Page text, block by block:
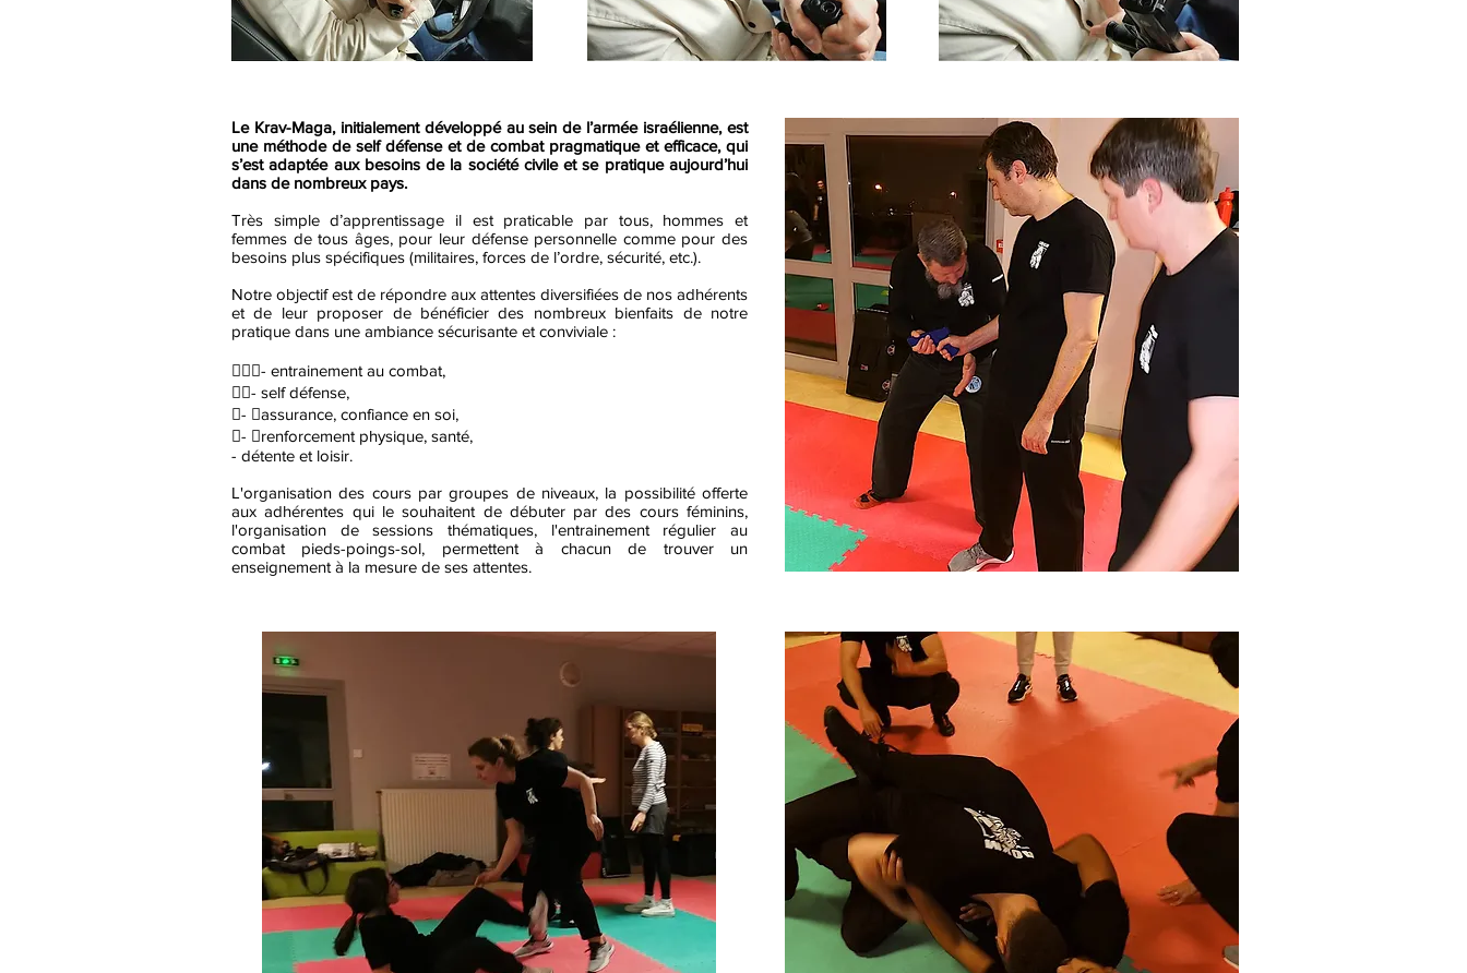
Le Krav-Maga, initialement développé au sein de l’armée israélienne, est
une méthode de self défense et de combat pragmatique et efficace, qui
s’est adaptée aux besoins de la société civile et se pratique aujourd’hui
dans de nombreux pays.
Très simple d’apprentissage il est praticable par tous, hommes et
femmes de tous âges, pour leur défense personnelle comme pour des
besoins plus spécifiques (militaires, forces de l’ordre, sécurité, etc.).
Notre objectif est de répondre aux attentes diversifiées de nos adhérents
et de leur proposer de bénéficier des nombreux bienfaits de notre
pratique dans une ambiance sécurisante et conviviale :
- entrainement au combat,
- self défense,
- assurance, confiance en soi,
- renforcement physique, santé,
- détente et loisir.
L'organisation des cours par groupes de niveaux, la possibilité offerte
aux adhérentes qui le souhaitent de débuter par des cours féminins,
l'organisation de sessions thématiques, l'entrainement régulier au
combat pieds-poings-sol, permettent à chacun de trouver un
enseignement à la mesure de ses attentes.